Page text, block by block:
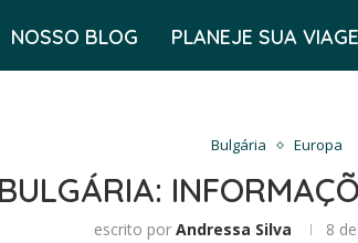
NOSSO BLOG PLANEJE SUA
Bulgária Europa
escrito por Andressa Silva 8